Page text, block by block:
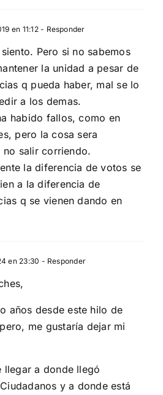
en 11:12- Responder
Pero si no sabemos
la unidad a pesar de
q pueda haber, mal se lo
a los demas.
habido fallos, como en
pero la cosa sera
no salir corriendo.
la diferencia de votos se
a la diferencia de
q se vienen dando en
en 23:30 - Responder
años desde este hilo de
me gustaría dejar mi
llegar a donde llegó
y a donde está